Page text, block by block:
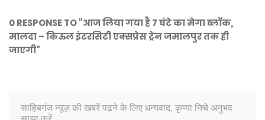
0 RESPONSE TO "आज लिया गया है 7 घंटे का मेगा ब्लॉक,
मालदा – किऊल इंटरसिटी एक्सप्रेस ट्रेन जमालपुर तक ही
जाएगी"
साहिबगंज न्यूज़ की खबरें पढ़ने के लिए धन्यवाद, कृप्या निचे अनुभव